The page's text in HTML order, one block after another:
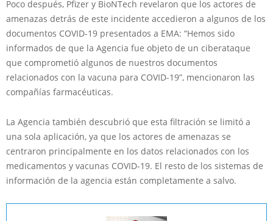
Poco después, Pfizer y BioNTech revelaron que los actores de
amenazas detrás de este incidente accedieron a algunos de los
documentos COVID-19 presentados a EMA: “Hemos sido
informados de que la Agencia fue objeto de un ciberataque
que comprometió algunos de nuestros documentos
relacionados con la vacuna para COVID-19”, mencionaron las
compañías farmacéuticas.
La Agencia también descubrió que esta filtración se limitó a
una sola aplicación, ya que los actores de amenazas se
centraron principalmente en los datos relacionados con los
medicamentos y vacunas COVID-19. El resto de los sistemas de
información de la agencia están completamente a salvo.